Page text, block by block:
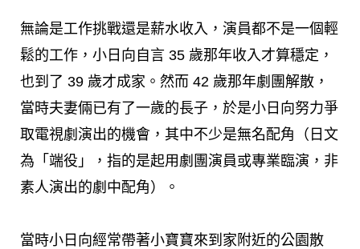
無論是工作挑戰還是薪水收入，演員都不是一個輕
鬆的工作，小日向自言 35 歲那年收入才算穩定，
也到了 39 歲才成家。然而 42 歲那年劇團解散，
當時夫妻倆已有了一歲的長子，於是小日向努力爭
取電視劇演出的機會，其中不少是無名配角（日文
為「端役」，指的是起用劇團演員或專業臨演，非
素人演出的劇中配角）。
當時小日向經常帶著小寶寶來到家附近的公園散